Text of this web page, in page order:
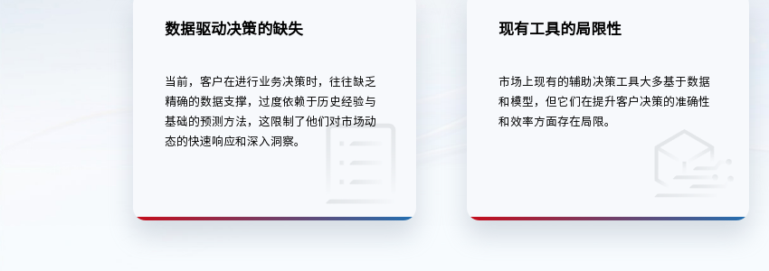
数据驱动决策的缺失
当前，客户在进行业务决策时，往往缺乏
精确的数据支撑，过度依赖于历史经验与
基础的预测方法，这限制了他们对市场动
态的快速响应和深入洞察。
现有工具的局限性
市场上现有的辅助决策工具大多基于数据
和模型，但它们在提升客户决策的准确性
和效率方面存在局限。